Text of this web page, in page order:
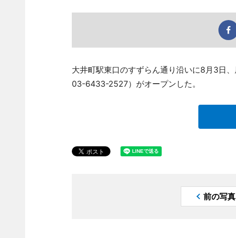
大井町駅東口のすずらん通り沿いに8月3日
03-6433-2527）がオープンした。
前の写真